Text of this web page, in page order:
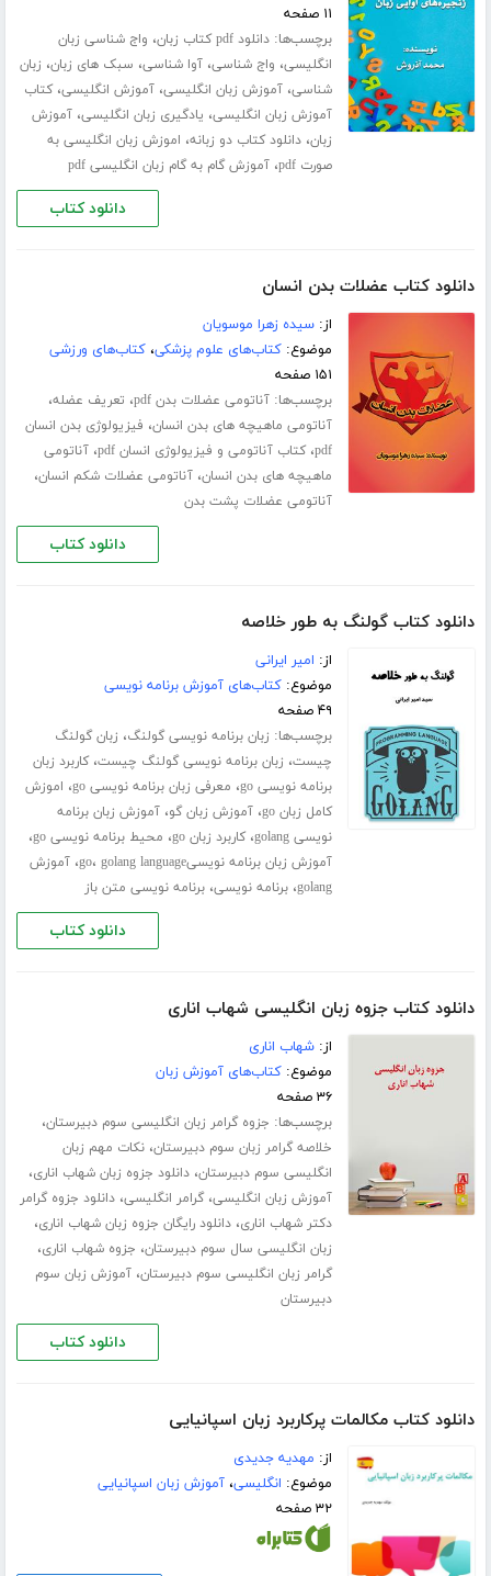
۱۱ صفحه
برچسب‌ها:دانلود pdf کتاب زبان ، واج شناسی زبان
انگلیسی، واج شناسی،آوا شناسی، سبک های زبان، زبان
شناسی،آموزش زبان انگلیسی،آموزش انگلیسی،کتاب
آموزش زبان انگلیسی، یادگیری زبان انگلیسی،آموزش
زبان،دانلود کتاب دو زبانه، اموزش زبان انگلیسی به
صورت pdf
،آموزش گام به گام زبان انگلیسی pdf
دانلود کتاب
دانلود کتاب عضلات بدن انسان
از:سیده زهرا موسویان
موضوع:کتاب‌های علوم پزشکی،کتاب‌های ورزشی
۱۵۱ صفحه
برچسب‌ها:آناتومی عضلات بدن pdf ، تعریف عضله،
آناتومی ماهیچه های بدن انسان، فیزیولوژی بدن انسان
pdf،کتاب آناتومی و فیزیولوژی انسان pdf ،آناتومی
ماهیچه های بدن انسان،آناتومی عضلات شکم انسان،
آناتومی عضلات پشت بدن
دانلود کتاب
دانلود کتاب گولنگ به طور خلاصه
از: امیر ایرانی
موضوع:کتاب‌های آموزش برنامه نویسی
۴۹ صفحه
برچسب‌ها: زبان برنامه نویسی گولنگ، زبان گولنگ
چیست، زبان برنامه نویسی گولنگ چیست،کاربرد زبان
برنامه نویسی go
، معرفی زبان برنامه نویسی go ، اموزش
کامل زبان go
،آموزش زبان گو،آموزش زبان برنامه
نویسی golang
،کاربرد زبان go ، محیط برنامه نویسی go ،
آموزش زبان برنامه نویسیgo ، golang language ،آموزش
golang،برنامه نویسی،برنامه نویسی متن باز
دانلود کتاب
دانلود کتاب جزوه زبان انگلیسی شهاب اناری
از:شهاب اناری
موضوع:کتاب‌های آموزش زبان
۳۶ صفحه
برچسب‌ها: جزوه گرامر زبان انگلیسی سوم دبیرستان،
خلاصه گرامر زبان سوم دبیرستان،نکات مهم زبان
انگلیسی سوم دبیرستان،دانلود جزوه زبان شهاب اناری،
آموزش زبان انگلیسی،گرامر انگلیسی،دانلود جزوه گرامر
دکتر شهاب اناری،دانلود رایگان جزوه زبان شهاب اناری،
زبان انگلیسی سال سوم دبیرستان، جزوه شهاب اناری،
گرامر زبان انگلیسی سوم دبیرستان،آموزش زبان سوم
دبیرستان
دانلود کتاب
دانلود کتاب مکالمات پرکاربرد زبان اسپانیایی
از: مهدیه جدیدی
موضوع: انگلیسی،آموزش زبان اسپانیایی
۳۲ صفحه